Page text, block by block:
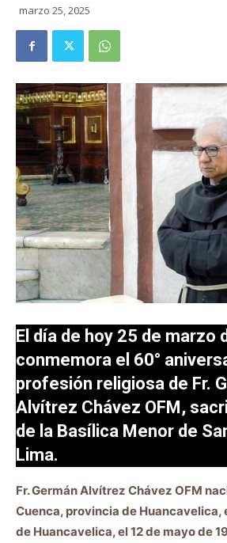
marzo 25, 2025
El día de hoy 25 de marzo
conmemora el 60°
profesión religiosa de Fr.
Alvítrez Chávez OFM,
de la Basílica Menor de
Lima.
Fr. Germán Alvítrez Chávez OFM
Cuenca, provincia de Huancavelica,
de Huancavelica, el 12 de mayo de